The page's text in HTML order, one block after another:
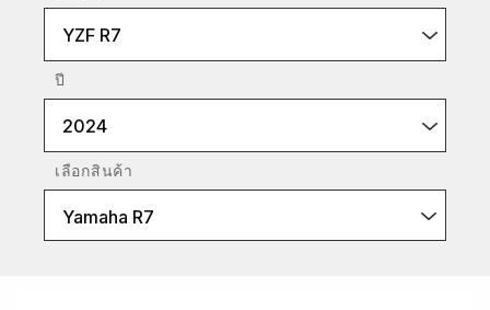
YZF R7
ปี
2024
เลือกสินค้า
Yamaha R7